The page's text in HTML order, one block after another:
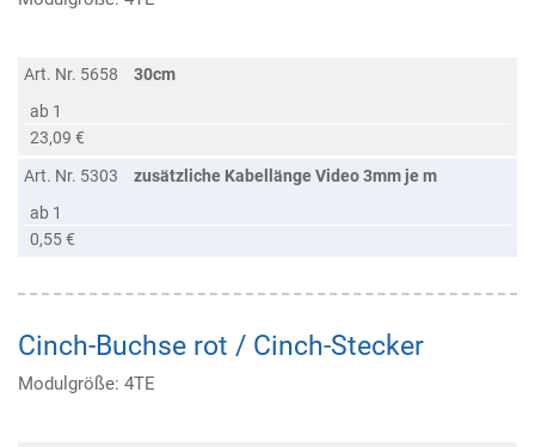
Art. Nr. 5658
30cm
ab 1
23,09 €
Art. Nr. 5303
zusätzliche Kabellänge Video 3mm je m
ab 1
0,55 €
Cinch-Buchse rot / Cinch-Stecker
Modulgröße: 4TE